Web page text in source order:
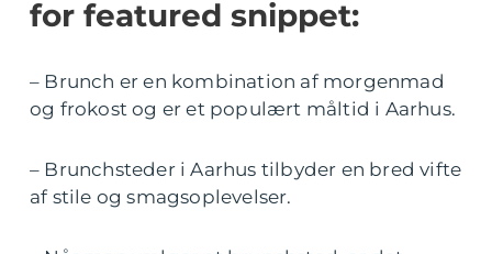
for featured snippet:
– Brunch er en kombination af morgenmad
og frokost og er et populært måltid i Aarhus.
– Brunchsteder i Aarhus tilbyder en bred vifte
af stile og smagsoplevelser.